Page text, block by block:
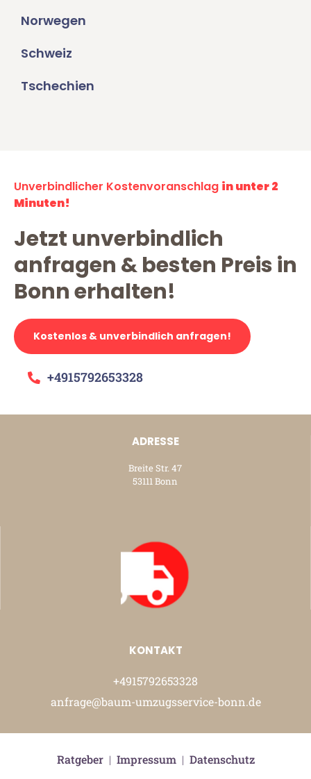
Norwegen
Schweiz
Tschechien
Unverbindlicher Kostenvoranschlag in unter 2
Minuten!
Jetzt unverbindlich
anfragen & besten Preis in
Bonn erhalten!
Kostenlos & unverbindlich anfragen!
+4915792653328
ADRESSE
Breite Str. 47
53111 Bonn
KONTAKT
+4915792653328
anfrage@baum-umzugsservice-bonn.de
Ratgeber| Impressum| Datenschutz